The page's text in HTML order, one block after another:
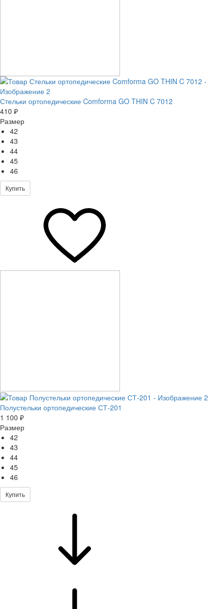
Стельки ортопедические Comforma GO THIN C 7012
410 ₽
Размер
42
43
44
45
46
Купить
Полустельки ортопедические СТ-201
1 100 ₽
Размер
42
43
44
45
46
Купить